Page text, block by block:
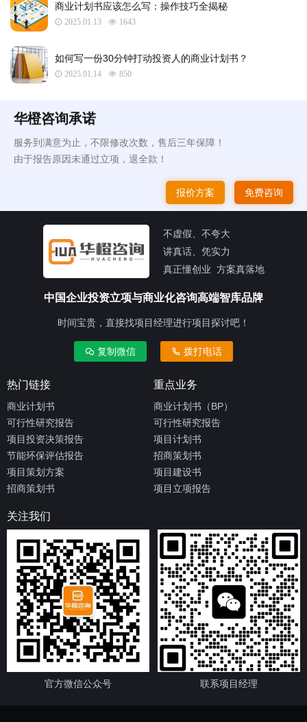
商业计划书应该怎么写：操作技巧全揭秘
2025.01.13 1643
如何写一份30分钟打动投资人的商业计划书？
2025.01.14 850
华橙咨询承诺
服务到满意为止，不限修改次数，售后三年保障！
由于报告原因未通过立项，退全款！
报价方案 免费咨询
不虚假、不夸大
讲真话、凭实力
真正懂创业 方案真落地
中国企业投资立项与商业化咨询高端智库品牌
时间宝贵，直接找项目经理进行项目探讨吧！
复制微信 拨打电话
热门链接
商业计划书
可行性研究报告
项目投资决策报告
节能环保评估报告
项目策划方案
招商策划书
重点业务
商业计划书（BP）
可行性研究报告
项目计划书
招商策划书
项目建设书
项目立项报告
关注我们
官方微信公众号 联系项目经理